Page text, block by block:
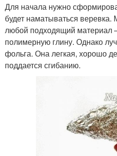
Для начала нужно
будет наматываться веревка.
любой подходящий материал
полимерную глину. Однако
фольга. Она легкая, хорошо
поддается сгибанию.